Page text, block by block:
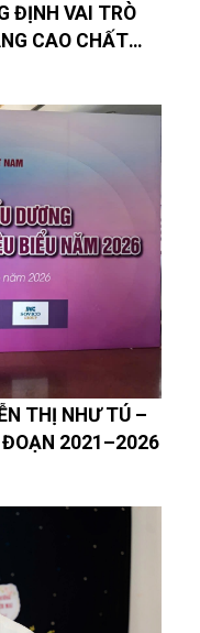
ĐỊNH VAI TRÒ
CAO CHẤT
THỊ NHƯ TÚ –
ĐOẠN 2021–2026